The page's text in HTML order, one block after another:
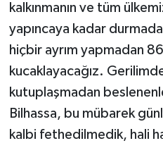
kalkınmanın ve tüm
yapıncaya kadar
hiçbir ayrım yapmadan
kucaklayacağız.
kutuplaşmadan
Bilhassa, bu mübarek
kalbi fethedilmedik, hali